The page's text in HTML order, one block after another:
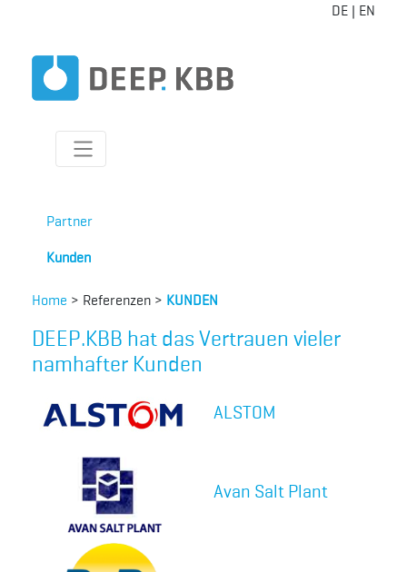
DE | EN
Partner
Kunden
Home > Referenzen > KUNDEN
DEEP.KBB hat das Vertrauen vieler
namhafter Kunden
ALSTOM
Avan Salt Plant